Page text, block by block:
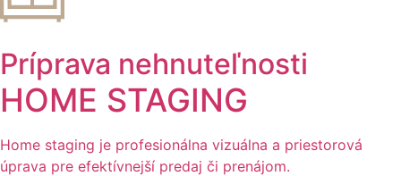
Príprava nehnuteľnosti
HOME STAGING
Home staging je profesionálna vizuálna a priestorová
úprava pre efektívnejší predaj či prenájom.